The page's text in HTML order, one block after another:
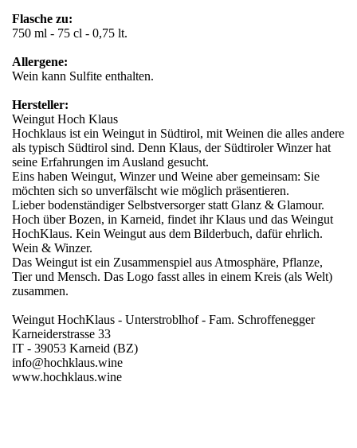
Flasche zu:
750 ml - 75 cl - 0,75 lt.
Allergene:
Wein kann Sulfite enthalten.
Hersteller:
Weingut Hoch Klaus
Hochklaus ist ein Weingut in Südtirol, mit Weinen die alles andere
als typisch Südtirol sind. Denn Klaus, der Südtiroler Winzer hat
seine Erfahrungen im Ausland gesucht.
Eins haben Weingut, Winzer und Weine aber gemeinsam: Sie
möchten sich so unverfälscht wie möglich präsentieren.
Lieber bodenständiger Selbstversorger statt Glanz & Glamour.
Hoch über Bozen, in Karneid, findet ihr Klaus und das Weingut
HochKlaus. Kein Weingut aus dem Bilderbuch, dafür ehrlich.
Wein & Winzer.
Das Weingut ist ein Zusammenspiel aus Atmosphäre, Pflanze,
Tier und Mensch. Das Logo fasst alles in einem Kreis (als Welt)
zusammen.
Weingut HochKlaus - Unterstroblhof - Fam. Schroffenegger
Karneiderstrasse 33
IT - 39053 Karneid (BZ)
info@hochklaus.wine
www.hochklaus.wine